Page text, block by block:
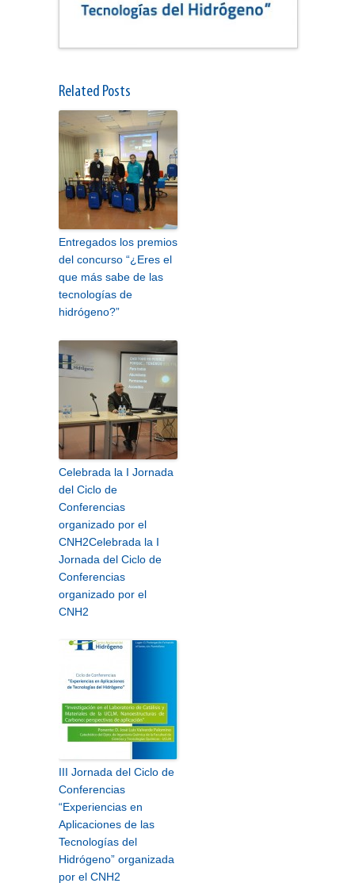
Related Posts
Entregados los premios
del concurso “¿Eres el
que más sabe de las
tecnologías de
hidrógeno?”
Celebrada la I Jornada
del Ciclo de
Conferencias
organizado por el
CNH2Celebrada la I
Jornada del Ciclo de
Conferencias
organizado por el
CNH2
III Jornada del Ciclo de
Conferencias
“Experiencias en
Aplicaciones de las
Tecnologías del
Hidrógeno” organizada
por el CNH2